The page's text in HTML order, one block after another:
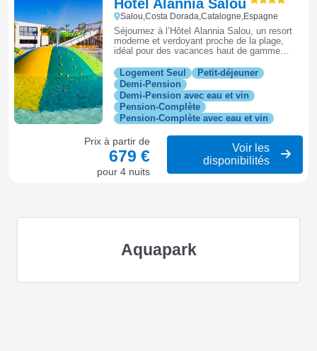
Hôtel Alannia Salou
Salou,Costa Dorada,Catalogne,Espagne
Séjournez à l’Hôtel Alannia Salou, un resort
moderne et verdoyant proche de la plage,
idéal pour des vacances haut de gamme
Dorada.
Logement Seul
Petit-déjeuner
Demi-Pension
Demi-Pension avec eau et vin
Pension-Complète
Pension-Complète avec eau et vin
Prix à partir de
679 €
pour 4 nuits
Voir les
disponibilités
Aquapark